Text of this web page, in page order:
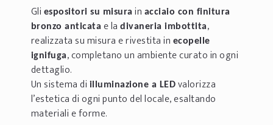
Gli espositori su misura in acciaio con finitura
bronzo anticata e ladivaneria imbottita,
realizzata su misura e rivestita in ecopelle
ignifuga, completano un ambiente curato in ogni
dettaglio.
Un sistema di illuminazione a LED valorizza
l’estetica di ogni punto del locale, esaltando
materiali e forme.